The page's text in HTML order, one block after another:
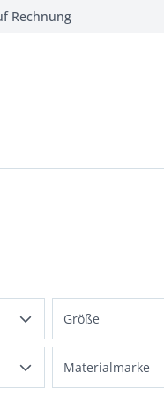
Rechnung
Größe
Normalgrößen
36 38 40
Materialmarke